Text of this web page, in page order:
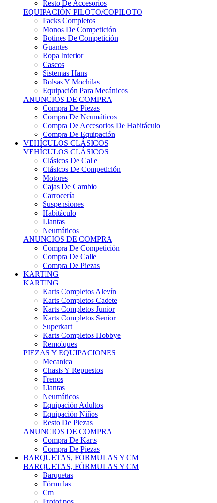
Resto De Accesorios
EQUIPACIÓN PILOTO/COPILOTO
Packs Completos
Monos De Competición
Botines De Competición
Guantes
Ropa Interior
Cascos
Sistemas Hans
Bolsas Y Mochilas
Equipación Para Mecánicos
ANUNCIOS DE COMPRA
Compra De Piezas
Compra De Neumáticos
Compra De Accesorios De Habitáculo
Compra De Equipación
VEHÍCULOS CLÁSICOS
VEHÍCULOS CLÁSICOS
Clásicos De Calle
Clásicos De Competición
Motores
Cajas De Cambio
Carrocería
Suspensiones
Habitáculo
Llantas
Neumáticos
ANUNCIOS DE COMPRA
Compra De Competición
Compra De Calle
Compra De Piezas
KARTING
KARTING
Karts Completos Alevín
Karts Completos Cadete
Karts Completos Junior
Karts Completos Senior
Superkart
Karts Completos Hobbye
Remolques
PIEZAS Y EQUIPACIONES
Mecanica
Chasis Y Repuestos
Frenos
Llantas
Neumáticos
Equipación Adultos
Equipación Niños
Resto De Piezas
ANUNCIOS DE COMPRA
Compra De Karts
Compra De Piezas
BARQUETAS, FÓRMULAS Y CM
BARQUETAS, FÓRMULAS Y CM
Barquetas
Fórmulas
Cm
Prototipos